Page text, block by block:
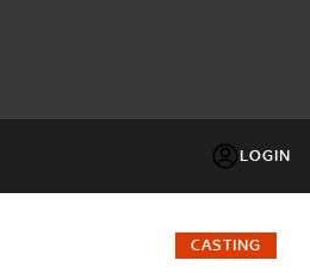
LOGIN
FACTOR
CASTING